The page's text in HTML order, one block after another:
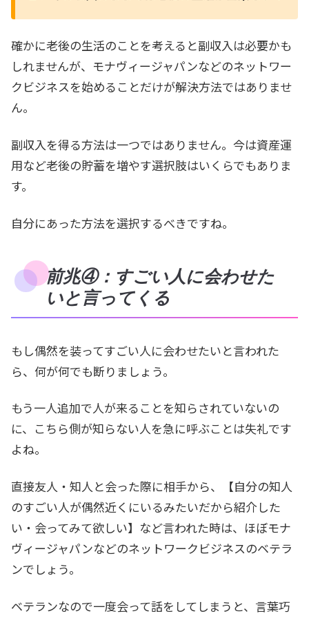
確かに老後の生活のことを考えると副収入は必要かも
しれませんが、モナヴィージャパンなどのネットワー
クビジネスを始めることだけが解決方法ではありませ
ん。
副収入を得る方法は一つではありません。今は資産運
用など老後の貯蓄を増やす選択肢はいくらでもありま
す。
自分にあった方法を選択するべきですね。
前兆④：すごい人に会わせた
いと言ってくる
もし偶然を装ってすごい人に会わせたいと言われた
ら、何が何でも断りましょう。
もう一人追加で人が来ることを知らされていないの
に、こちら側が知らない人を急に呼ぶことは失礼です
よね。
直接友人・知人と会った際に相手から、【自分の知人
のすごい人が偶然近くにいるみたいだから紹介した
い・会ってみて欲しい】など言われた時は、ほぼモナ
ヴィージャパンなどのネットワークビジネスのベテラ
ンでしょう。
ベテランなので一度会って話をしてしまうと、言葉巧